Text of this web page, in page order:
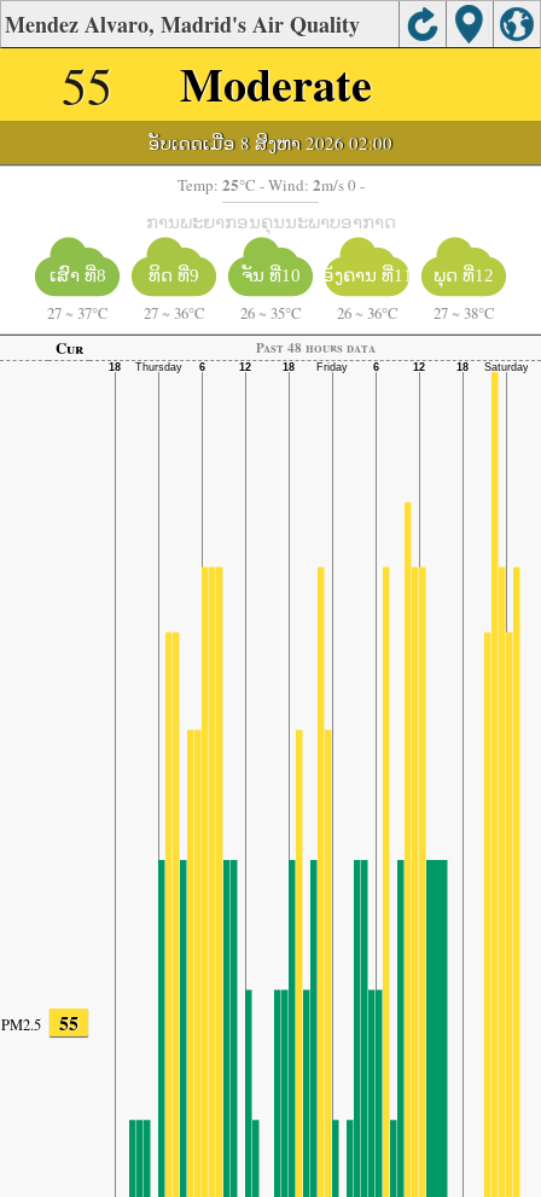
Mendez Alvaro, Madrid's Air Quality
55 Moderate
ອັບເດດເມື່ອ 8 ສິງຫາ 2026 02:00
Temp: 25°C - Wind: 2m/s 0 -
ການພະຍາກອນຄຸນນະພາບອາກາດ
ເສົາ ທີ່8
27 ~ 37°C
ທິດ ທີ່9
27 ~ 36°C
ຈັນ ທີ່10
26 ~ 35°C
ອັງຄານ ທີ່11
26 ~ 36°C
ພຸດ ທີ່12
27 ~ 38°C
Cur
Past 48 hours data
PM2.5 55